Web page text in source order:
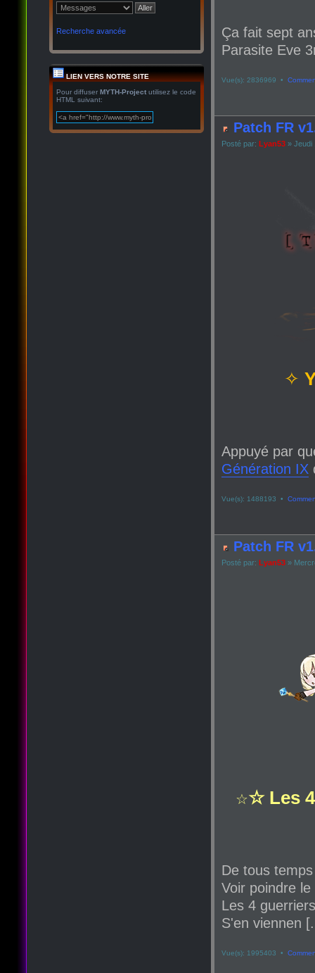
Recherche avancée
LIEN VERS NOTRE SITE
Pour diffuser MYTH-Project utilisez le code
HTML suivant:
Ça fait sept
Parasite Eve
Vue(s): 2836969 •
Patch FR
Posté par: Lyan53 » Jeudi
✧
Appuyé par
Génération IX
Vue(s): 1488193 •
Patch FR
Posté par: Lyan53 »
☆☆ Les
De tous
Voir poindre
Les 4
S'en viennen
Vue(s): 1995403 •